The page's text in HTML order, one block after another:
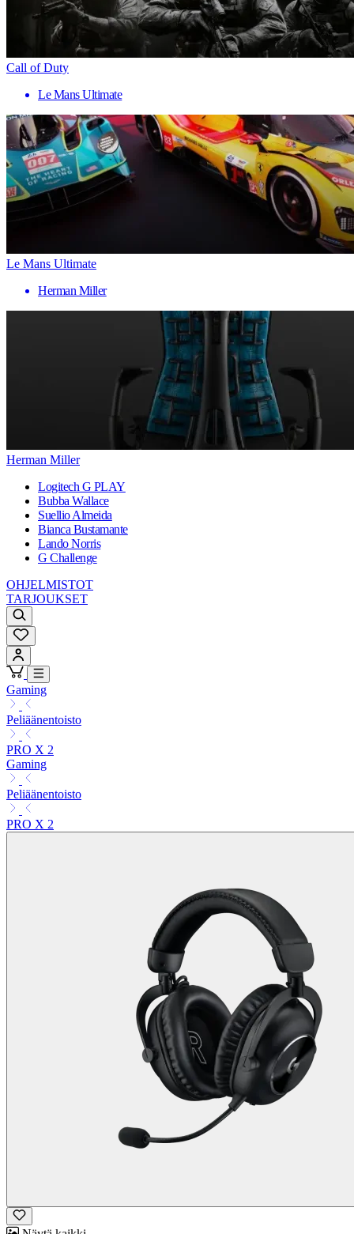
Call of Duty
Le Mans Ultimate
Le Mans Ultimate
Herman Miller
Herman Miller
Logitech G PLAY
Bubba Wallace
Suellio Almeida
Bianca Bustamante
Lando Norris
G Challenge
OHJELMISTOT
TARJOUKSET
Gaming
Peliäänentoisto
PRO X 2
Gaming
Peliäänentoisto
PRO X 2